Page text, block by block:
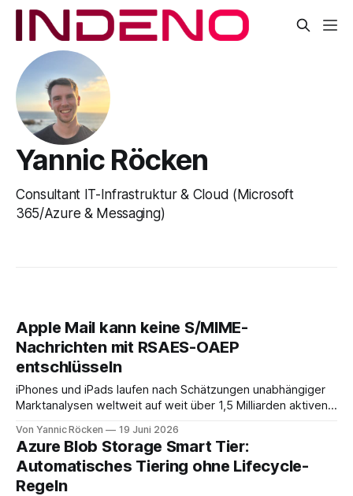
Yannic Röcken
Consultant IT-Infrastruktur & Cloud (Microsoft
365/Azure & Messaging)
Apple Mail kann keine S/MIME-
Nachrichten mit RSAES-OAEP
entschlüsseln
iPhones und iPads laufen nach Schätzungen unabhängiger
Marktanalysen weltweit auf weit über 1,5 Milliarden aktiven
im Bereich von 25 bis 30 Prozent auf Geschäftsumfelder,
also Smartphones und Tablets, die im beruflichen Kontext
genutzt werden, sei es als reines Diensthandy, als COPE-
Von Yannic Röcken 19 Juni 2026
Azure Blob Storage Smart Tier:
Automatisches Tiering ohne Lifecycle-
Regeln